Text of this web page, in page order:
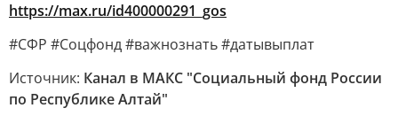
https://max.ru/id400000291_gos
#СФР #Соцфонд #важнознать #датывыплат
Источник: Канал в МАКС "Социальный фонд России
по Республике Алтай"